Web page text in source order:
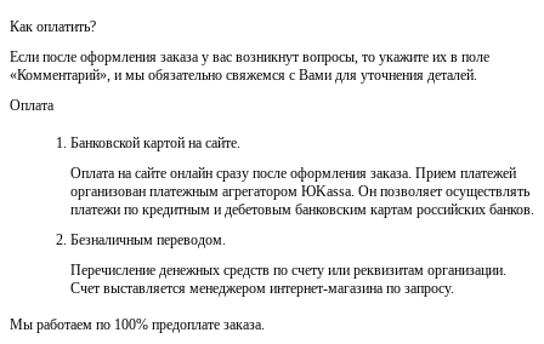
Как оплатить?
Если после оформления заказа у вас возникнут вопросы, то укажите их в поле
«Комментарий», и мы обязательно свяжемся с Вами для уточнения деталей.
Оплата
Банковской картой на сайте.
Оплата на сайте онлайн сразу после оформления заказа. Прием платежей
организован платежным агрегатором ЮKassa. Он позволяет осуществлять
платежи по кредитным и дебетовым банковским картам российских банков.
Безналичным переводом.
Перечисление денежных средств по счету или реквизитам организации.
Счет выставляется менеджером интернет-магазина по запросу.
Мы работаем по 100% предоплате заказа.